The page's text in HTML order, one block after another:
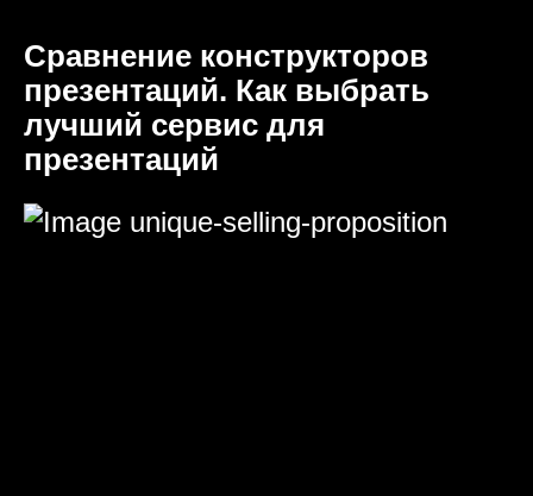
Сравнение конструкторов
презентаций. Как выбрать
лучший сервис для
презентаций